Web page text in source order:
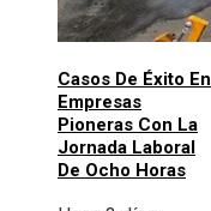
Casos De Éxito En
Empresas
Pioneras Con La
Jornada Laboral
De Ocho Horas